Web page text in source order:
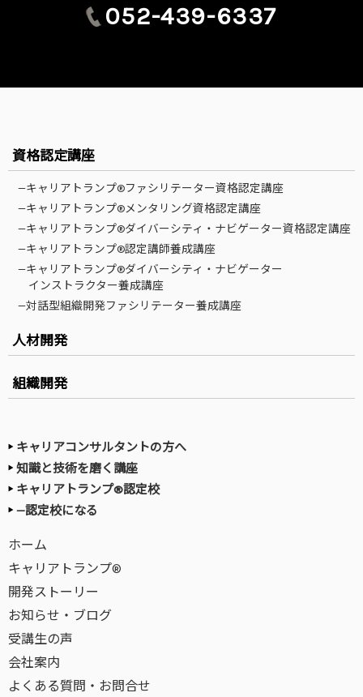
052-439-6337
資格認定講座
—キャリアトランプ®ファシリテーター資格認定講座
—キャリアトランプ®メンタリング資格認定講座
—キャリアトランプ®ダイバーシティ・ナビゲーター資格認定講座
—キャリアトランプ®認定講師養成講座
—キャリアトランプ®ダイバーシティ・ナビゲーター
インストラクター養成講座
—対話型組織開発ファシリテーター養成講座
人材開発
組織開発
キャリアコンサルタントの方へ
知識と技術を磨く講座
キャリアトランプ®認定校
—認定校になる
ホーム
キャリアトランプ®
開発ストーリー
お知らせ・ブログ
受講生の声
会社案内
よくある質問・お問合せ